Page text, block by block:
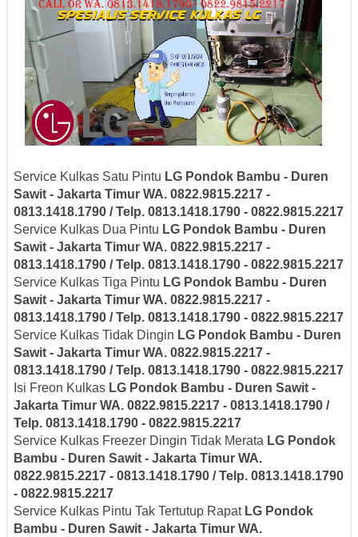
Service Kulkas Satu Pintu LG Pondok Bambu - Duren
Sawit - Jakarta Timur WA. 0822.9815.2217 -
0813.1418.1790 / Telp. 0813.1418.1790 - 0822.9815.2217
Service Kulkas Dua Pintu LG Pondok Bambu - Duren
Sawit - Jakarta Timur WA. 0822.9815.2217 -
0813.1418.1790 / Telp. 0813.1418.1790 - 0822.9815.2217
Service Kulkas Tiga Pintu LG Pondok Bambu - Duren
Sawit - Jakarta Timur WA. 0822.9815.2217 -
0813.1418.1790 / Telp. 0813.1418.1790 - 0822.9815.2217
Service Kulkas Tidak Dingin LG Pondok Bambu - Duren
Sawit - Jakarta Timur WA. 0822.9815.2217 -
0813.1418.1790 / Telp. 0813.1418.1790 - 0822.9815.2217
Isi Freon Kulkas LG Pondok Bambu - Duren Sawit -
Jakarta Timur WA. 0822.9815.2217 - 0813.1418.1790 /
Telp. 0813.1418.1790 - 0822.9815.2217
Service Kulkas Freezer Dingin Tidak Merata LG Pondok
Bambu - Duren Sawit - Jakarta Timur WA.
0822.9815.2217 - 0813.1418.1790 / Telp. 0813.1418.1790
- 0822.9815.2217
Service Kulkas Pintu Tak Tertutup Rapat LG Pondok
Bambu - Duren Sawit - Jakarta Timur WA.